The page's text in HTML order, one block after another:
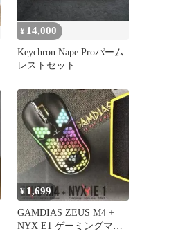
¥ 14,000
Keychron Nape Proパーム
レストセット
¥ 1,699
GAMDIAS ZEUS M4 +
NYX E1 ゲーミングマウ